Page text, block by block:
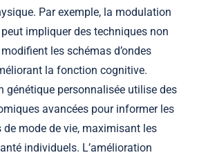
Par exemple, la modulation
impliquer des techniques non
les schémas d’ondes
la fonction cognitive.
génétique personnalisée utilise des
avancées pour informer les
de mode de vie, maximisant les
individuels. L’amélioration